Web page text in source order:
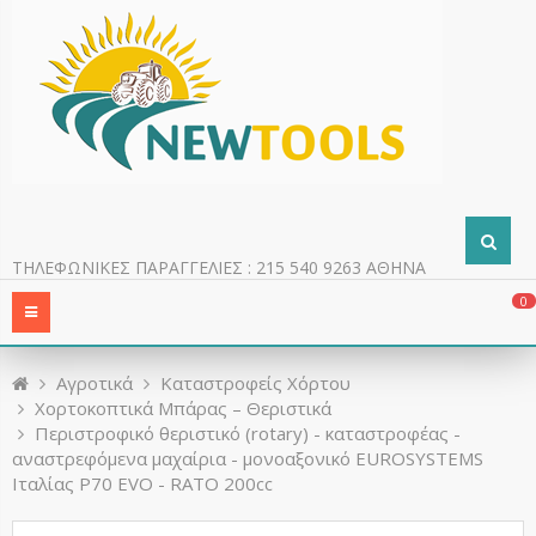
0
ΤΗΛΕΦΩΝΙΚΕΣ ΠΑΡΑΓΓΕΛΙΕΣ : 215 540 9263 ΑΘΗΝΑ
Aγροτικά
Καταστροφείς Χόρτου
Χορτοκοπτικά Μπάρας – Θεριστικά
Περιστροφικό θεριστικό (rotary) - καταστροφέας -
αναστρεφόμενα μαχαίρια - μονοαξονικό EUROSYSTEMS
Ιταλίας P70 EVO - RATO 200cc